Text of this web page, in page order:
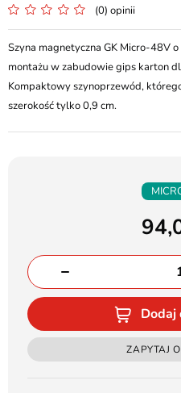
(0) opinii
Szyna magnetyczna GK Micro-48V
montażu w zabudowie gips karton
Kompaktowy szynoprzewód,
szerokość tylko 0,9 cm.
Dodaj
ZAPYTAJ